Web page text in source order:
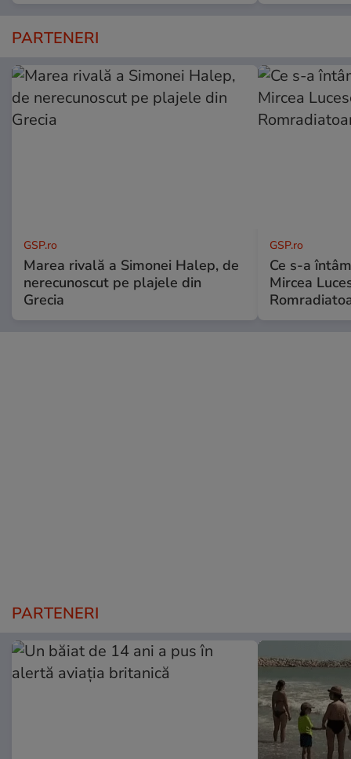
PARTENERI
GSP.ro
Marea rivală a Simonei Halep, de
nerecunoscut pe plajele din
Grecia
GSP.ro
Ce s-a
Mircea
PARTENERI